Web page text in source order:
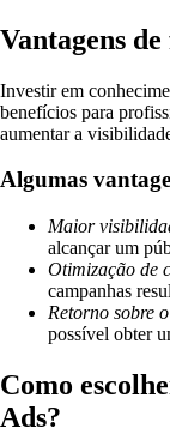
Vantagens
Investir em
benefícios para
aumentar a
Algumas
Maior
alcançar um
Otimização de
campanhas
Retorno sobre
possível obter
Como
Ads?